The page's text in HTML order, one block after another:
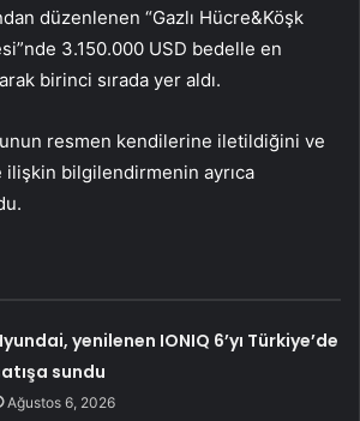
düzenlenen “Gazlı Hücre&Köşk
3.150.000 USD bedelle en
birinci sırada yer aldı.
resmen kendilerine iletildiğini ve
bilgilendirmenin ayrıca
yenilenen IONIQ 6’yı Türkiye’de
sundu
Ağustos 6, 2026